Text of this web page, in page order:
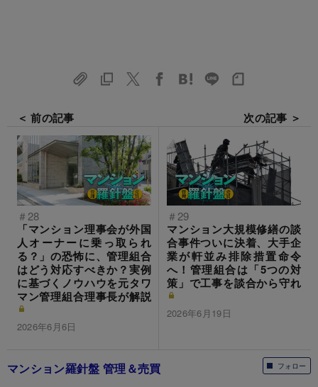
＜ 前の記事
＃28
「マンション理事会が外国
人オーナーに乗っ取られ
る？」の恐怖に、管理組合
はどう対応すべきか？実例
に基づくノウハウを元タワ
マン管理組合理事長が解説
2026年6月6日
次の記事 ＞
＃29
マンション大規模修繕の談
合事件ついに決着、大手企
業が軒並み排除措置命令
へ！管理組合は「5つの対
策」で工事を談合から守れ
2026年6月19日
フォロー
マンション羅針盤 管理＆売買